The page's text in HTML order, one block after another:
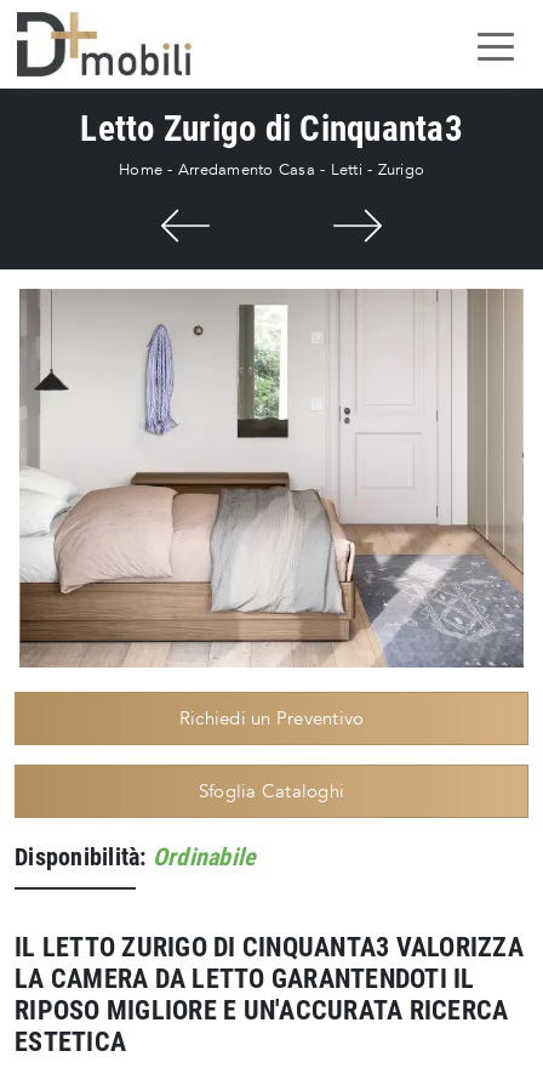
Letto Zurigo di Cinquanta3
Home - Arredamento Casa - Letti - Zurigo
Richiedi un Preventivo
Sfoglia Cataloghi
Disponibilità: Ordinabile
IL LETTO ZURIGO DI CINQUANTA3 VALORIZZA
LA CAMERA DA LETTO GARANTENDOTI IL
RIPOSO MIGLIORE E UN'ACCURATA RICERCA
ESTETICA